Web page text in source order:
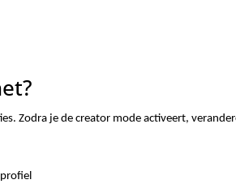
Zodra je de creator mode activeert,